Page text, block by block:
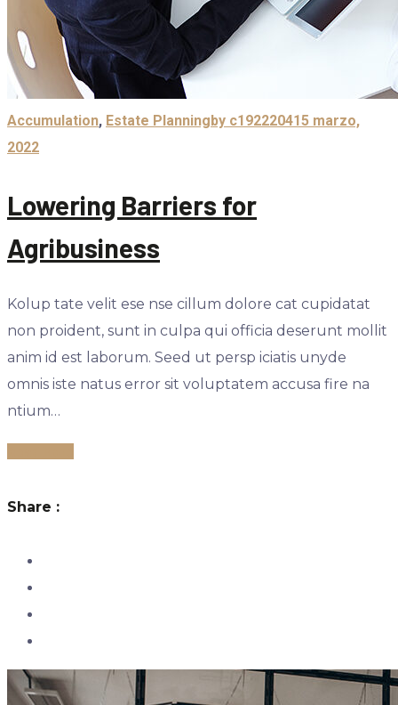
Accumulation, Estate Planningby c192220415 marzo,
2022
Lowering Barriers for
Agribusiness
Kolup tate velit ese nse cillum dolore cat cupidatat
non proident, sunt in culpa qui officia deserunt mollit
anim id est laborum. Seed ut persp iciatis unyde
omnis iste natus error sit voluptatem accusa fire na
ntium…
Share :